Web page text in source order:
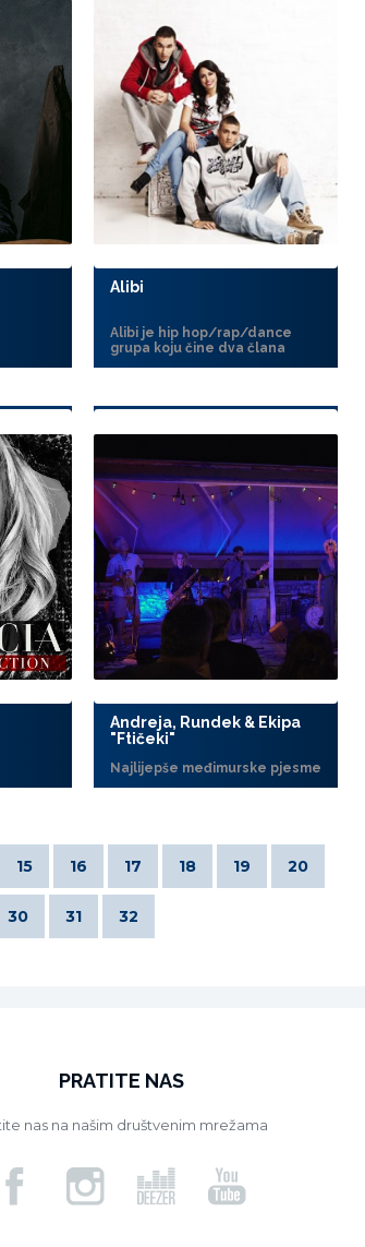
Alibi
Alibi je hip hop/rap/dance
grupa koju čine dva člana
Andreja, Rundek & Ekipa
"Ftičeki"
Najlijepše međimurske pjesme
15 16 17 18 19 20
30 31 32
PRATITE NAS
nas na našim društvenim mrežama